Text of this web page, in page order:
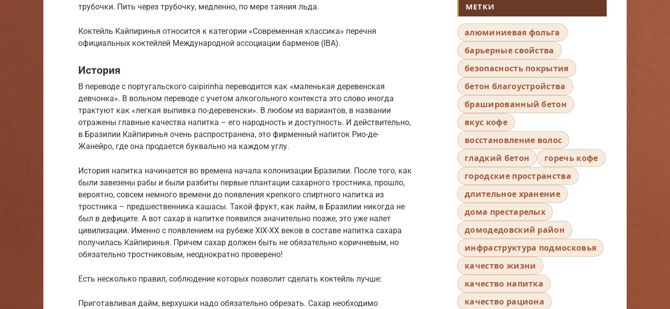
трубочки. Пить через трубочку, медленно, по мере таяния льда.
Коктейль Кайпиринья относится к категории «Современная классика» перечня
официальных коктейлей Международной ассоциации барменов (IBA).
История
В переводе с португальского caipirinha переводится как «маленькая деревенская
девчонка». В вольном переводе с учетом алкогольного контекста это слово иногда
трактуют как «легкая выпивка по-деревенски». В любом из вариантов, в названии
отражены главные качества напитка – его народность и доступность. И действительно,
в Бразилии Кайпиринья очень распространена, это фирменный напиток Рио-де-
Жанейро, где она продается буквально на каждом углу.
История напитка начинается во времена начала колонизации Бразилии. После того, как
были завезены рабы и были разбиты первые плантации сахарного тростника, прошло,
вероятно, совсем немного времени до появления крепкого спиртного напитка из
тростника – предшественника кашасы. Такой фрукт, как лайм, в Бразилии никогда не
был в дефиците. А вот сахар в напитке появился значительно позже, это уже налет
цивилизации. Именно с появлением на рубеже XIX-XX веков в составе напитка сахара
получилась Кайпиринья. Причем сахар должен быть не обязательно коричневым, но
обязательно тростниковым, неоднократно проверено!
Есть несколько правил, соблюдение которых позволит сделать коктейль лучше:
Приготавливая дайм, верхушки надо обязательно обрезать. Сахар необходимо
МЕТКИ
алюминиевая фольга
барьерные свойства
безопасность покрытия
бетон благоустройства
брашированный бетон
вкус кофе
восстановление волос
гладкий бетон
горечь кофе
городские пространства
длительное хранение
дома престарелых
домодедовский район
инфраструктура подмосковья
качество жизни
качество напитка
качество рациона